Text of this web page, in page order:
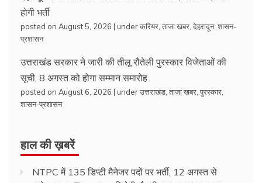
होगी भर्ती
posted on August 5, 2026 | underकरियर ताजा खबर देहरादून, शासन-
प्रशासन
उत्तराखंड सरकार ने जारी की तीलू रौतेली पुरस्कार विजेताओं की
सूची, 8 अगस्त को होगा सम्मान समारोह
posted on August 6, 2026 | underउत्तराखंड ताजा खबर पुरस्कार
शासन-प्रशासन
हाल की ख़बरें
NTPC में 135 डिप्टी मैनेजर पदों पर भर्ती, 12 अगस्त से